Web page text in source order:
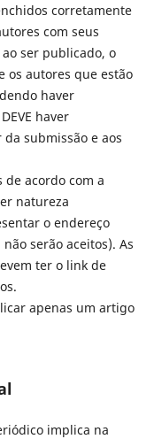
corretamente
com seus
ser publicado, o
os autores que estão
haver
haver
submissão e aos
acordo com a
natureza
o endereço
serão aceitos). As
ter o link de
apenas um artigo
implica na